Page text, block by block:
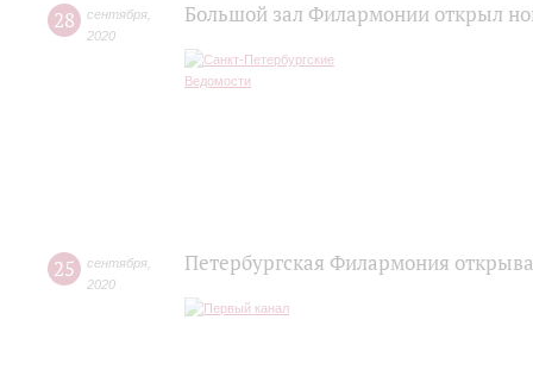
28 сентября
2020
Большой зал Филармонии открыл
25 сентября
2020
Петербургская Филармония